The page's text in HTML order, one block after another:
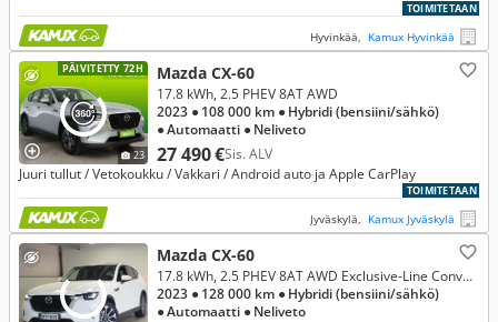
TOIMITETAAN
Hyvinkää, Kamux Hyvinkää
PÄIVITETTY 72H
23
Mazda CX-60
27 490 €Sis. ALV
17.8 kWh, 2.5 PHEV 8AT AWD
2023 ● 108 000 km ● Hybridi (bensiini/sähkö)
● Automaatti ● Neliveto
Juuri tullut / Vetokoukku / Vakkari / Android auto ja Apple CarPlay
TOIMITETAAN
Jyväskylä, Kamux Jyväskylä
Mazda CX-60
17.8 kWh, 2.5 PHEV 8AT AWD Exclusive-Line Convenience & Sound
2023 ● 128 000 km ● Hybridi (bensiini/sähkö)
● Automaatti ● Neliveto